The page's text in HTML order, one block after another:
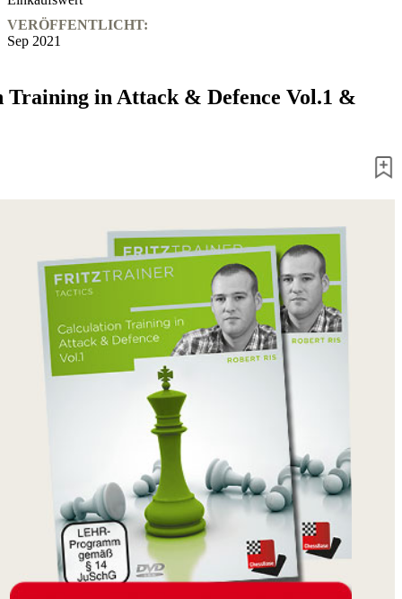
VERÖFFENTLICHT:
Sep 2021
Training in Attack & Defence Vol.1 &